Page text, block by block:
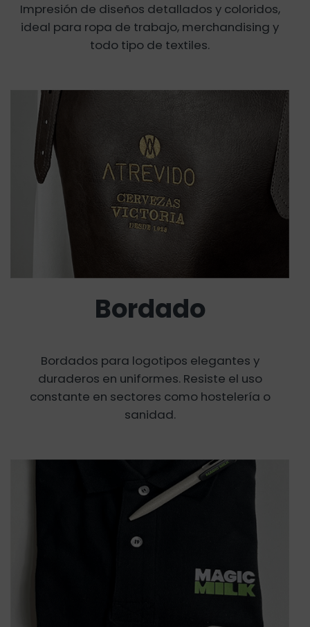
Impresión de diseños detallados y coloridos,
ideal para ropa de trabajo, merchandising y
todo tipo de textiles.
Bordado
Bordados para logotipos elegantes y
duraderos en uniformes. Resiste el uso
constante en sectores como hostelería o
sanidad.